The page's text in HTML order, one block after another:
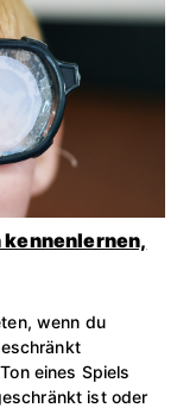
kennenlernen,
wenn du
eines Spiels
ist oder